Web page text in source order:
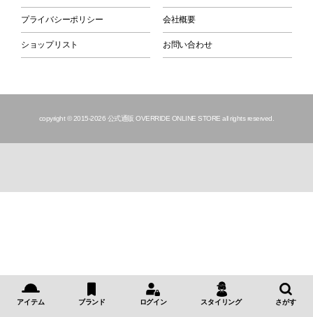
プライバシーポリシー 会社概要
ショップリスト お問い合わせ
copyright © 2015-2026 公式通販 OVERRIDE ONLINE STORE all rights reserved.
アイテム ブランド ログイン スタイリング さがす